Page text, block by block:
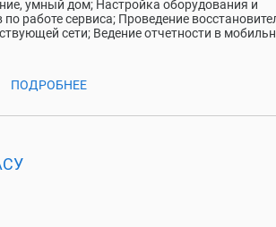
умный дом; Настройка оборудования и
работе сервиса; Проведение
сети; Ведение отчетности в
ПОДРОБНЕЕ